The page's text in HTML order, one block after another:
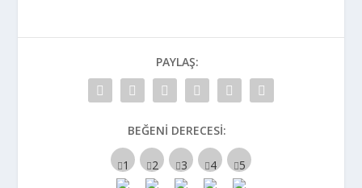
PAYLAŞ:
BEĞENI DERECESI: